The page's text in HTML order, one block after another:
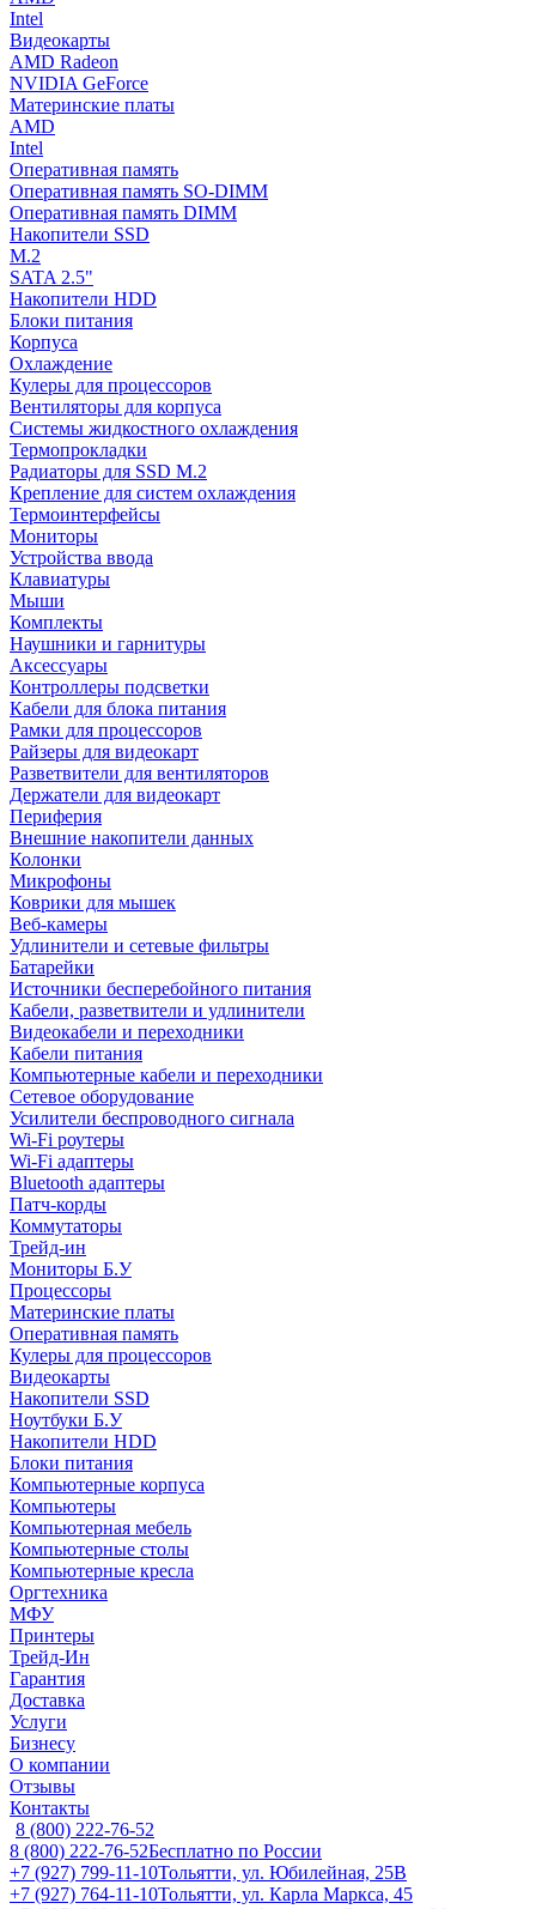
Intel
Видеокарты
AMD Radeon
NVIDIA GeForce
Материнские платы
AMD
Intel
Оперативная память
Оперативная память SO-DIMM
Оперативная память DIMM
Накопители SSD
M.2
SATA 2.5"
Накопители HDD
Блоки питания
Корпуса
Охлаждение
Кулеры для процессоров
Вентиляторы для корпуса
Системы жидкостного охлаждения
Термопрокладки
Радиаторы для SSD M.2
Крепление для систем охлаждения
Термоинтерфейсы
Мониторы
Устройства ввода
Клавиатуры
Мыши
Комплекты
Наушники и гарнитуры
Аксессуары
Контроллеры подсветки
Кабели для блока питания
Рамки для процессоров
Райзеры для видеокарт
Разветвители для вентиляторов
Держатели для видеокарт
Периферия
Внешние накопители данных
Колонки
Микрофоны
Коврики для мышек
Веб-камеры
Удлинители и сетевые фильтры
Батарейки
Источники бесперебойного питания
Кабели, разветвители и удлинители
Видеокабели и переходники
Кабели питания
Компьютерные кабели и переходники
Сетевое оборудование
Усилители беспроводного сигнала
Wi-Fi роутеры
Wi-Fi адаптеры
Bluetooth адаптеры
Патч-корды
Коммутаторы
Трейд-ин
Мониторы Б.У
Процессоры
Материнские платы
Оперативная память
Кулеры для процессоров
Видеокарты
Накопители SSD
Ноутбуки Б.У
Накопители HDD
Блоки питания
Компьютерные корпуса
Компьютеры
Компьютерная мебель
Компьютерные столы
Компьютерные кресла
Оргтехника
МФУ
Принтеры
Трейд-Ин
Гарантия
Доставка
Услуги
Бизнесу
О компании
Отзывы
Контакты
8 (800) 222-76-52
8 (800) 222-76-52Бесплатно по России
+7 (927) 799-11-10Тольятти, ул. Юбилейная, 25В
+7 (927) 764-11-10Тольятти, ул. Карла Маркса, 45